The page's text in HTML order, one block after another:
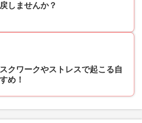
しませんか？
クワークやストレスで起こる自
め！